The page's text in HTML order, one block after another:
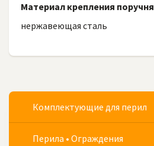
Материал крепления поручня
нержавеющая сталь
Комплектующие для перил
Перила • Ограждения